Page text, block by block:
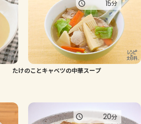
PARK とは
たけのことキャベツの中華スープ
15分
20分